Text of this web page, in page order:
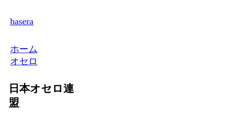
hasera
ホーム
オセロ
日本オセロ連
盟